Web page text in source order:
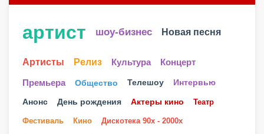
артист шоу-бизнес Новая песня
Артисты Релиз Культура Концерт
Премьера Общество Телешоу Интервью
Анонс День рождения Актеры кино Театр
Фестиваль Кино Дискотека 90х - 2000х